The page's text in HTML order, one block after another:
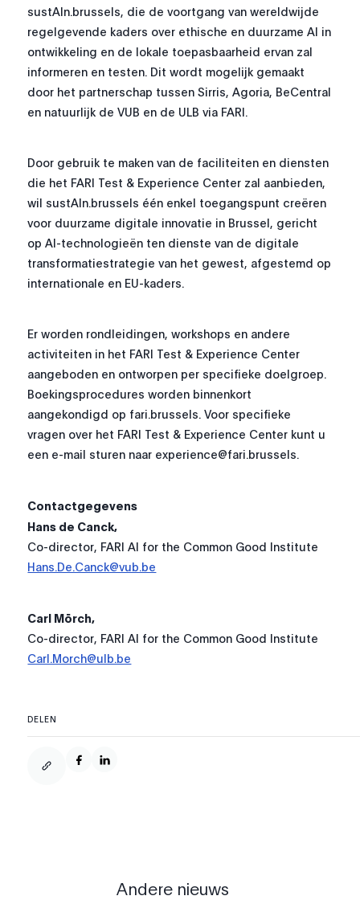
sustAIn.brussels, die de voortgang van wereldwijde
regelgevende kaders over ethische en duurzame AI in
ontwikkeling en de lokale toepasbaarheid ervan zal
informeren en testen. Dit wordt mogelijk gemaakt
door het partnerschap tussen Sirris, Agoria, BeCentral
en natuurlijk de VUB en de ULB via FARI.
Door gebruik te maken van de faciliteiten en diensten
die het FARI Test & Experience Center zal aanbieden,
wil sustAIn.brussels één enkel toegangspunt creëren
voor duurzame digitale innovatie in Brussel, gericht
op AI-technologieën ten dienste van de digitale
transformatiestrategie van het gewest, afgestemd op
internationale en EU-kaders.
Er worden rondleidingen, workshops en andere
activiteiten in het FARI Test & Experience Center
aangeboden en ontworpen per specifieke doelgroep.
Boekingsprocedures worden binnenkort
aangekondigd op fari.brussels. Voor specifieke
vragen over het FARI Test & Experience Center kunt u
een e-mail sturen naar experience@fari.brussels.
Contactgegevens
Hans de Canck,
Co-director, FARI AI for the Common Good Institute
Hans.De.Canck@vub.be
Carl Mörch,
Co-director, FARI AI for the Common Good Institute
Carl.Morch@ulb.be
DELEN
Andere nieuws